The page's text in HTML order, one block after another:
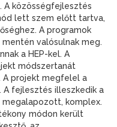
közösségfejlesztés
lett szem előtt tartva,
A programok
valósulnak meg.
a HEP-kel. A
módszertanát
A projekt megfelel a
fejlesztés illeszkedik a
megalapozott, komplex.
módon került